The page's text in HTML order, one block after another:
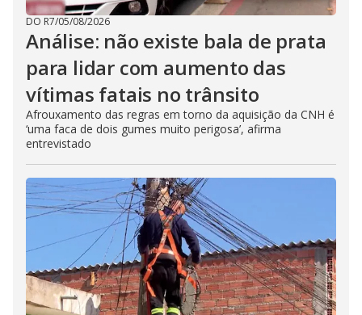
DO R7/05/08/2026
Análise: não existe bala de prata
para lidar com aumento das
vítimas fatais no trânsito
Afrouxamento das regras em torno da aquisição da CNH é
‘uma faca de dois gumes muito perigosa’, afirma
entrevistado